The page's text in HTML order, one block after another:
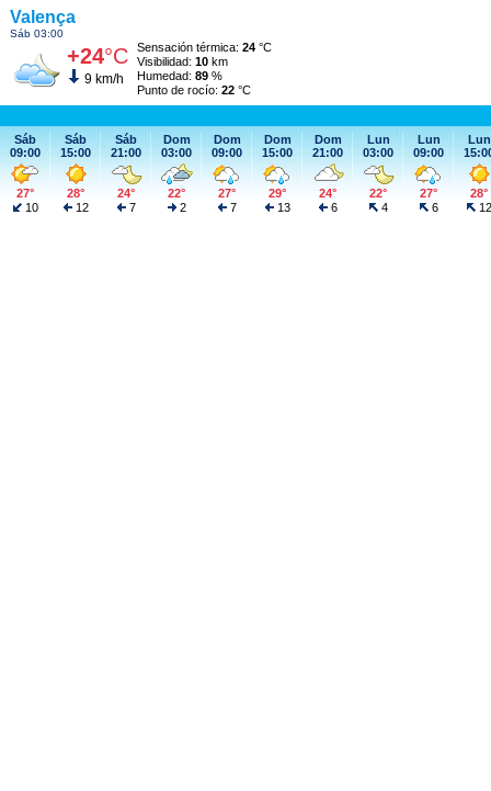
Valença
Sáb 03:00
+24°C
9 km/h
Sensación térmica: 24 °C
Visibilidad: 10 km
Humedad: 89 %
Punto de rocío: 22 °C
Sáb
09:00
27°
10
Sáb
15:00
28°
12
Sáb
21:00
24°
7
Dom
03:00
22°
2
Dom
09:00
27°
7
Dom
15:00
29°
13
Dom
21:00
24°
6
Lun
03:00
22°
4
Lun
09:00
27°
6
Lun
28°
12